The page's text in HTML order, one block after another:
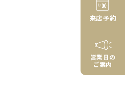
来店予約
営業日の
ご案内